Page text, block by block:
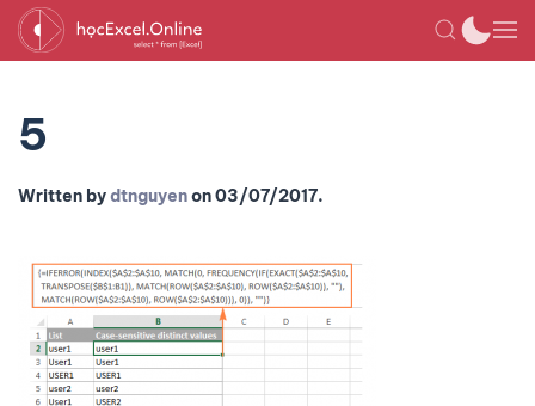
5
Written bydtnguyenon03/07/2017.